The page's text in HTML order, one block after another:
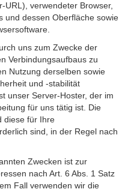
verwendeter Browser,
und dessen Oberfläche sowie
uns zum Zwecke der
Verbindungsaufbaus zu
Nutzung derselben sowie
und -stabilität
unser Server-Hoster, der im
für uns tätig ist. Die
diese für Ihre
sind, in der Regel nach
Zwecken ist zur
nach Art. 6 Abs. 1 Satz
Fall verwenden wir die